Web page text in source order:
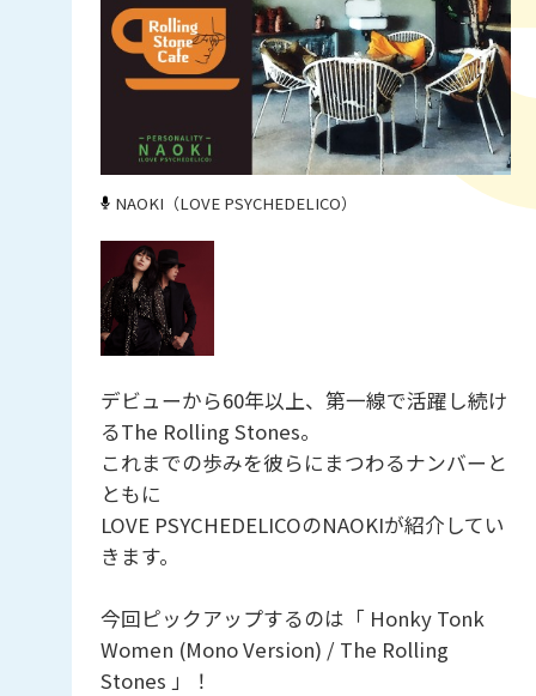
NAOKI（LOVE PSYCHEDELICO）
デビューから60年以上、第一線で活躍し続け
るThe Rolling Stones。
これまでの歩みを彼らにまつわるナンバーと
ともに
LOVE PSYCHEDELICOのNAOKIが紹介してい
きます。
今回ピックアップするのは「 Honky Tonk
Women (Mono Version) / The Rolling
Stones 」！